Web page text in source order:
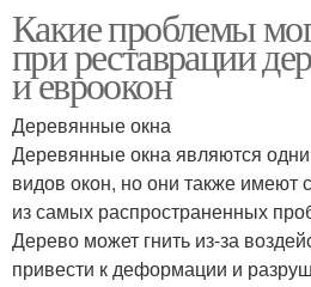
Какие проблемы
при реставрации
и евроокон
Деревянные окна
Деревянные окна являются
видов окон, но они также
из самых распространенных
Дерево может гнить из-за
привести к деформации и